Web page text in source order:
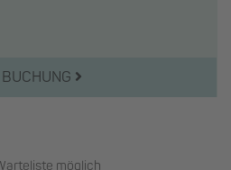
BUCHUNG
möglich